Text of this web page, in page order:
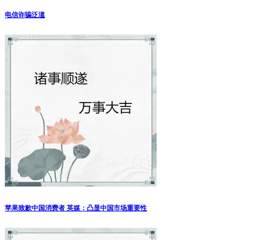
电信诈骗泛滥
苹果致歉中国消费者 英媒：凸显中国市场重要性